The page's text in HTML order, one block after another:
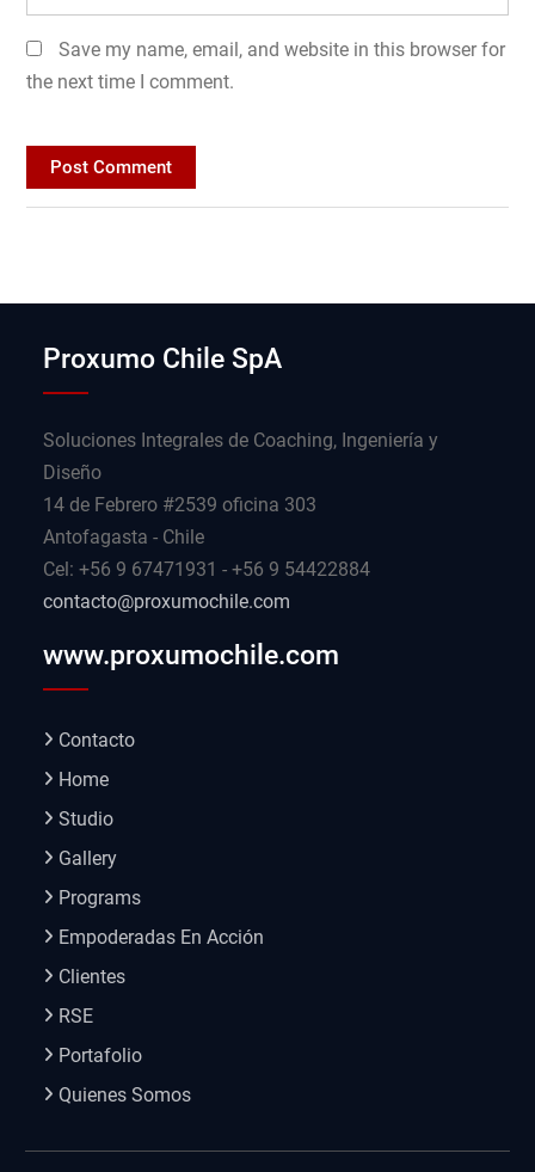
Save my name, email, and website in this browser for
the next time I comment.
Proxumo Chile SpA
Soluciones Integrales de Coaching, Ingeniería y
Diseño
14 de Febrero #2539 oficina 303
Antofagasta - Chile
Cel: +56 9 67471931 - +56 9 54422884
contacto@proxumochile.com
www.proxumochile.com
Contacto
Home
Studio
Gallery
Programs
Empoderadas En Acción
Clientes
RSE
Portafolio
Quienes Somos